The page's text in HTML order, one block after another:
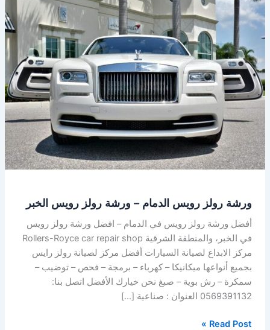
ورشة رولز رويس الدمام – ورشة رولز رويس الخبر
أفضل ورشة رولز رويس في الدمام – افضل ورشة رولز رويس
في الخبر، والمنطقة الشرقية Rollers-Royce car repair shop
مركز الابداع لصيانة السيارات أفضل مركز لصيانة رولز رايس
بجميع أنواعها ميكانيكا – كهرباء – برمجة – فحص – توضيب –
سمكرة – رش بوية – صبغ نحن خيارك الأفضل اتصل بنا:
0569391132 العنوان : صناعية […]
رولز
رويس
الدمام
–
ورشة
رولز
رويس
الخبر
Read Post »